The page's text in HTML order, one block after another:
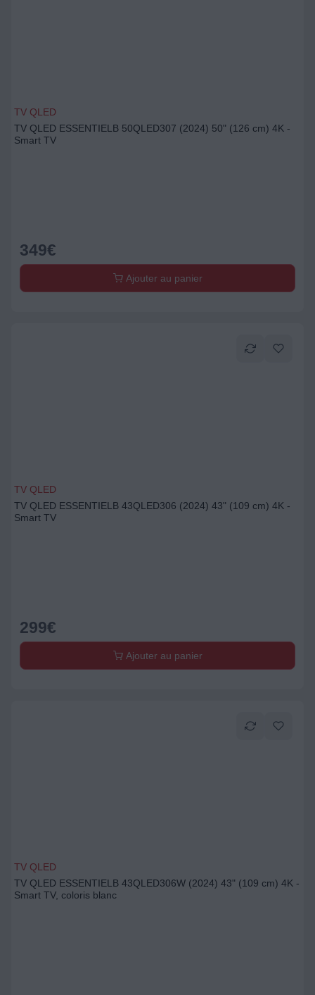
TV QLED
TV QLED ESSENTIELB 50QLED307 (2024) 50" (126 cm) 4K -
Smart TV
349€
Ajouter au panier
TV QLED
TV QLED ESSENTIELB 43QLED306 (2024) 43" (109 cm) 4K -
Smart TV
299€
Ajouter au panier
TV QLED
TV QLED ESSENTIELB 43QLED306W (2024) 43" (109 cm) 4K -
Smart TV, coloris blanc